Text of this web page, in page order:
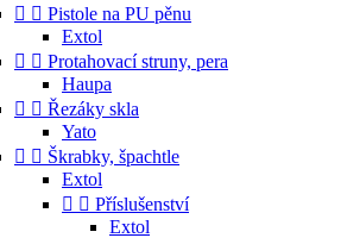
  Pistole na PU pěnu
Extol
  Protahovací struny, pera
Haupa
  Řezáky skla
Yato
  Škrabky, špachtle
Extol
  Příslušenství
Extol